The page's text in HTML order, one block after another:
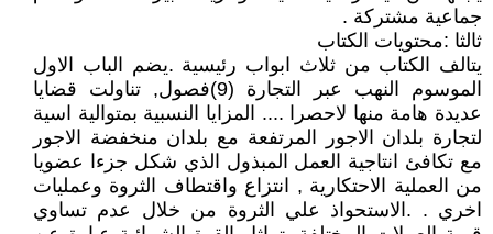
جماعية مشتركة .
ثالثا :محتويات الكتاب
يتالف الكتاب من ثلاث ابواب رئيسية .يضم الباب الاول
الموسوم النهب عبر التجارة (9)فصول, تناولت قضايا
عديدة هامة منها لاحصرا .... المزايا النسبية بمتوالية اسية
لتجارة بلدان الاجور المرتفعة مع بلدان منخفضة الاجور
مع تكافئ انتاجية العمل المبذول الذي شكل جزءا عضويا
من العملية الاحتكارية , انتزاع واقتطاف الثروة وعمليات
اخري . .الاستحواذ علي الثروة من خلال عدم تساوي